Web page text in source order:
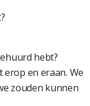
hebt?
erop en eraan. We
zouden kunnen